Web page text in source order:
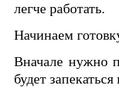
легче работать.
Начинаем
Вначале нужно
будет